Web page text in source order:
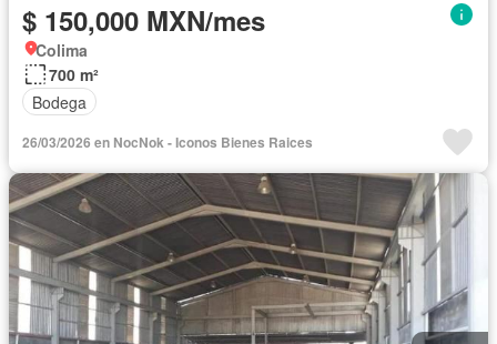
$ 150,000 MXN/mes
Colima
700 m²
Bodega
26/03/2026 en NocNok - Iconos Bienes Raices